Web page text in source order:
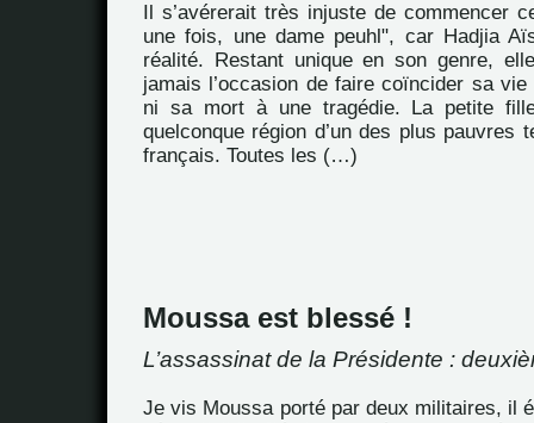
Il s’avérerait très injuste de commencer
une fois, une dame peuhl", car Hadjia
réalité. Restant unique en son genre,
jamais l’occasion de faire coïncider sa
ni sa mort à une tragédie. La petite
quelconque région d’un des plus pauvres
français. Toutes les (…)
Moussa est blessé !
L’assassinat de la Présidente :
Je vis Moussa porté par deux militaires, il